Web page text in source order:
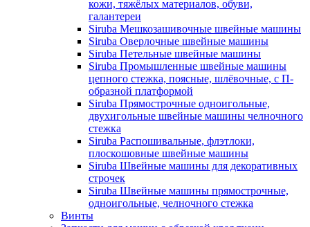
кожи, тяжёлых материалов, обуви,
галантереи
Siruba Мешкозашивочные швейные машины
Siruba Оверлочные швейные машины
Siruba Петельные швейные машины
Siruba Промышленные швейные машины
цепного стежка, поясные, шлёвочные, с П-
образной платформой
Siruba Прямострочные одноигольные,
двухигольные швейные машины челночного
стежка
Siruba Распошивальные, флэтлоки,
плоскошовные швейные машины
Siruba Швейные машины для декоративных
строчек
Siruba Швейные машины прямострочные,
одноигольные, челночного стежка
Винты